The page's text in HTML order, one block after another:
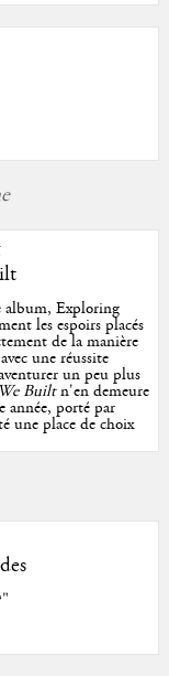
album, Exploring
les espoirs placés
de la manière
une réussite
un peu plus
Builtn'en demeure
année, porté par
une place de choix